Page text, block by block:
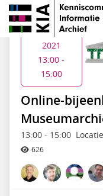
Online-
13:00- 15:00 Locatie
626
Di 8 jun
2021
13:00 -
15:00